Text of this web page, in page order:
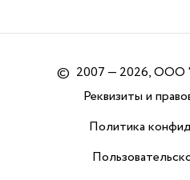
© 2007 — 2026, ООО
Реквизиты и
Политика